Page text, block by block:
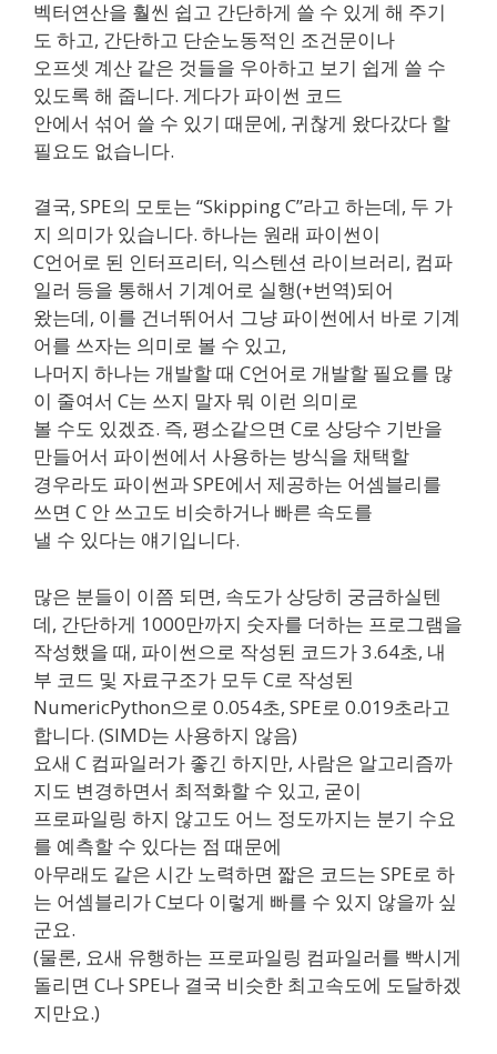
벡터연산을 훨씬 쉽고 간단하게 쓸 수 있게 해 주기
도 하고, 간단하고 단순노동적인 조건문이나
오프셋 계산 같은 것들을 우아하고 보기 쉽게 쓸 수
있도록 해 줍니다. 게다가 파이썬 코드
안에서 섞어 쓸 수 있기 때문에, 귀찮게 왔다갔다 할
필요도 없습니다.
결국, SPE의 모토는 “Skipping C”라고 하는데, 두 가
지 의미가 있습니다. 하나는 원래 파이썬이
C언어로 된 인터프리터, 익스텐션 라이브러리, 컴파
일러 등을 통해서 기계어로 실행(+번역)되어
왔는데, 이를 건너뛰어서 그냥 파이썬에서 바로 기계
어를 쓰자는 의미로 볼 수 있고,
나머지 하나는 개발할 때 C언어로 개발할 필요를 많
이 줄여서 C는 쓰지 말자 뭐 이런 의미로
볼 수도 있겠죠. 즉, 평소같으면 C로 상당수 기반을
만들어서 파이썬에서 사용하는 방식을 채택할
경우라도 파이썬과 SPE에서 제공하는 어셈블리를
쓰면 C 안 쓰고도 비슷하거나 빠른 속도를
낼 수 있다는 얘기입니다.
많은 분들이 이쯤 되면, 속도가 상당히 궁금하실텐
데, 간단하게 1000만까지 숫자를 더하는 프로그램을
작성했을 때, 파이썬으로 작성된 코드가 3.64초, 내
부 코드 및 자료구조가 모두 C로 작성된
NumericPython으로 0.054초, SPE로 0.019초라고
합니다. (SIMD는 사용하지 않음)
요새 C 컴파일러가 좋긴 하지만, 사람은 알고리즘까
지도 변경하면서 최적화할 수 있고, 굳이
프로파일링 하지 않고도 어느 정도까지는 분기 수요
를 예측할 수 있다는 점 때문에
아무래도 같은 시간 노력하면 짧은 코드는 SPE로 하
는 어셈블리가 C보다 이렇게 빠를 수 있지 않을까 싶
군요.
(물론, 요새 유행하는 프로파일링 컴파일러를 빡시게
돌리면 C나 SPE나 결국 비슷한 최고속도에 도달하겠
지만요.)